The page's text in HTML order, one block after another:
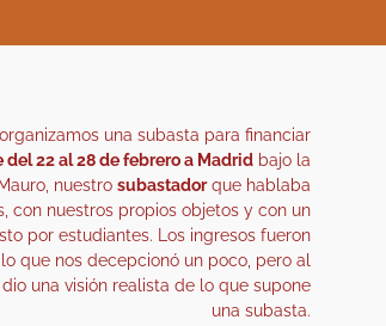
una subasta para financiar
del 22 al 28 de febrero a Madridbajo la
nuestro subastadorque hablaba
con nuestros propios objetos y con un
por estudiantes. Los ingresos fueron
que nos decepcionó un poco, pero al
una visión realista de lo que supone
una subasta.